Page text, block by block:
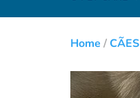
Home /CÃES